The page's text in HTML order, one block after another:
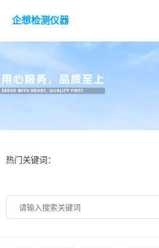
企想检测仪器
热门关键词：